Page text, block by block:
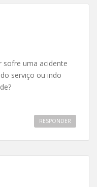
sofre uma acidente
serviço ou indo
RESPONDER